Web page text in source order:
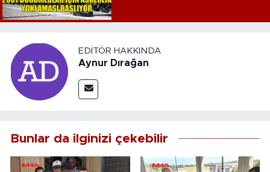
EDITÖR HAKKINDA
Aynur Dırağan
Bunlar da ilginizi çekebilir